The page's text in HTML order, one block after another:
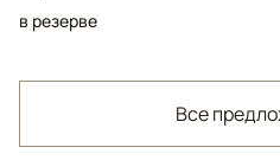
в резерве
Все